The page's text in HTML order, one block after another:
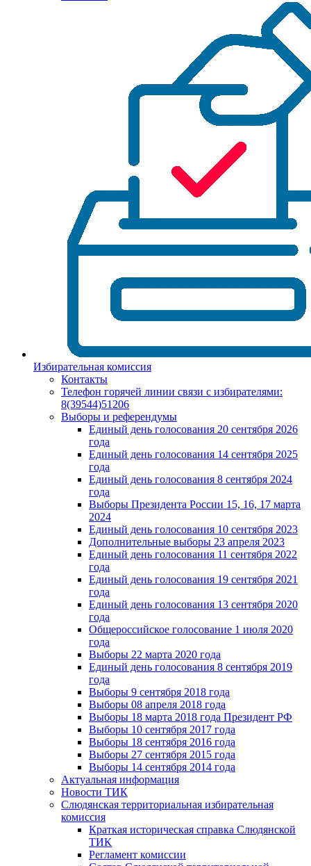
Избирательная комиссия
Контакты
Телефон горячей линии связи с избирателями:
8(39544)51206
Выборы и референдумы
Единый день голосования 20 сентября 2026
года
Единый день голосования 14 сентября 2025
года
Единый день голосования 8 сентября 2024
года
Выборы Президента России 15, 16, 17 марта
2024
Единый день голосования 10 сентября 2023
Дополнительные выборы 23 апреля 2023
Единый день голосования 11 сентября 2022
года
Единый день голосования 19 сентября 2021
года
Единый день голосования 13 сентября 2020
года
Общероссийское голосование 1 июля 2020
года
Выборы 22 марта 2020 года
Единый день голосования 8 сентября 2019
года
Выборы 9 сентября 2018 года
Выборы 08 апреля 2018 года
Выборы 18 марта 2018 года Президент РФ
Выборы 10 сентября 2017 года
Выборы 18 сентября 2016 года
Выборы 27 сентября 2015 года
Выборы 14 сентября 2014 года
Актуальная информация
Новости ТИК
Слюдянская территориальная избирательная
комиссия
Краткая историческая справка Слюдянской
ТИК
Регламент комиссии